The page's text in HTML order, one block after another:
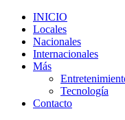
INICIO
Locales
Nacionales
Internacionales
Más
Tecnología
Contacto